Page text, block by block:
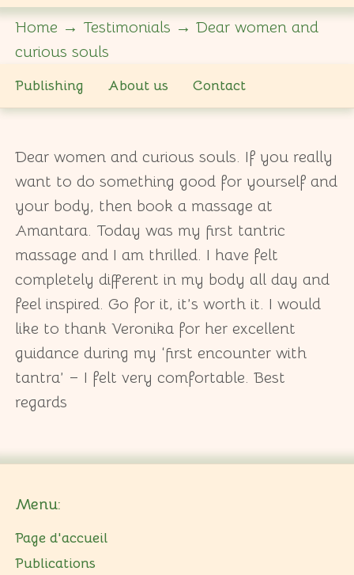
Home → Testimonials → Dear women and
curious souls
Publishing About us Contact
Dear women and curious souls. If you really
want to do something good for yourself and
your body, then book a massage at
Amantara. Today was my first tantric
massage and I am thrilled. I have felt
completely different in my body all day and
feel inspired. Go for it, it’s worth it. I would
like to thank Veronika for her excellent
guidance during my ‘first encounter with
tantra’ – I felt very comfortable. Best
regards
Menu:
Page d'accueil
Publications